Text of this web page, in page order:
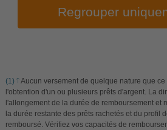
Regrouper
(1)
Aucun versement de quelque nature que
l'obtention d'un ou plusieurs prêts d'argent. La
l'allongement de la durée de remboursement et
la durée restante des prêts rachetés et du profil
remboursé. Vérifiez vos capacités de